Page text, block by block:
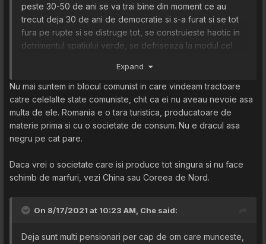
peste 30-50 de ani se va trai bine din moment ce au
trecut deja 30 de ani de democratie si s-a furat si se tot
fura pe rupte si se distruge tot, se construieste haotic in
detrimentul spatiului verde, se defriseaza la modul cel
Expand
Nu mai suntem in blocul comunist in care vindeam tractoare
catre celelalte state comuniste, chit ca ei nu aveau nevoie asa
multa de ele. Romania e o tara turistica, producatoare de
materie prima si cu o societate de consum. Nu e dracul asa
negru pe cat pare.
Daca vrei o societate care isi produce tot singura si nu face
schimb de marfuri, vezi China sau Coreea de Nord.
On 8/17/2021 at 10:23 AM, Che said:
Deja sunt multi pensionari per cap de om care munceste,